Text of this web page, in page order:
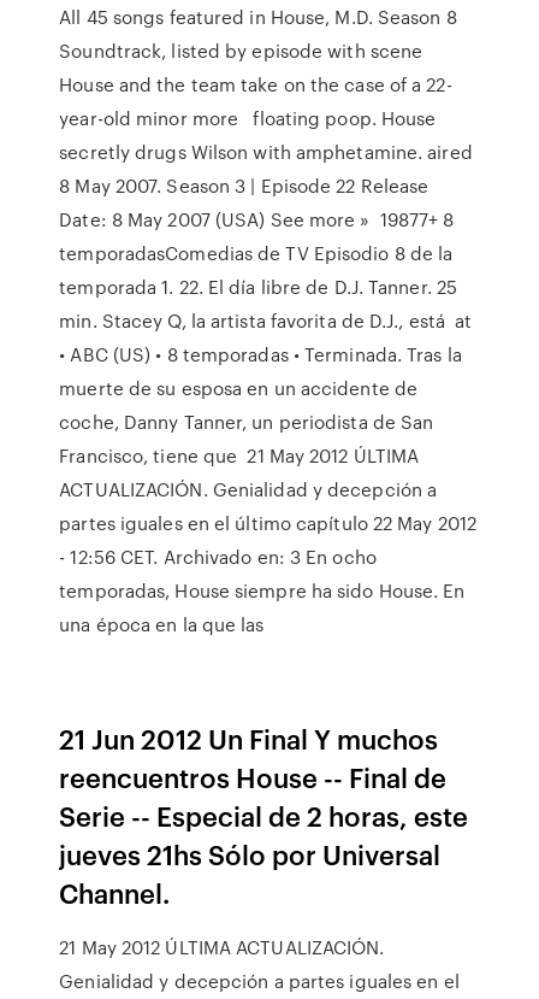
All 45 songs featured in House, M.D. Season 8
Soundtrack, listed by episode with scene
House and the team take on the case of a 22-
year-old minor more floating poop. House
secretly drugs Wilson with amphetamine. aired
8 May 2007. Season 3 | Episode 22 Release
Date: 8 May 2007 (USA) See more » 19877+ 8
temporadasComedias de TV Episodio 8 de la
temporada 1. 22. El día libre de D.J. Tanner. 25
min. Stacey Q, la artista favorita de D.J., está at
• ABC (US) • 8 temporadas • Terminada. Tras la
muerte de su esposa en un accidente de
coche, Danny Tanner, un periodista de San
Francisco, tiene que 21 May 2012 ÚLTIMA
ACTUALIZACIÓN. Genialidad y decepción a
partes iguales en el último capítulo 22 May 2012
- 12:56 CET. Archivado en: 3 En ocho
temporadas, House siempre ha sido House. En
una época en la que las
21 Jun 2012 Un Final Y muchos
reencuentros House -- Final de
Serie -- Especial de 2 horas, este
jueves 21hs Sólo por Universal
Channel.
21 May 2012 ÚLTIMA ACTUALIZACIÓN.
Genialidad y decepción a partes iguales en el